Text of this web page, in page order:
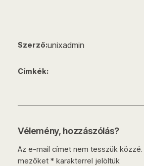
Szerző:unixadmin
Címkék:
Vélemény, hozzászólás?
Az e-mail címet nem tesszük közzé.
mezőket *karakterrel jelöltük